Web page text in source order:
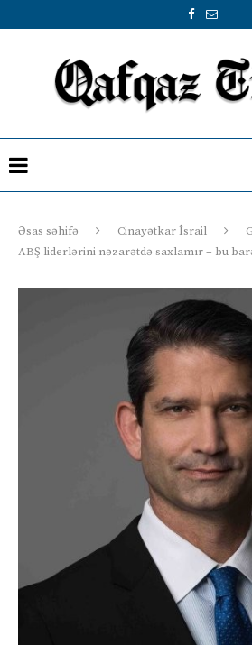
Əsas səhifə Cinayətkar İsrail
ABŞ liderlərini nəzarətdə saxlamır – bu